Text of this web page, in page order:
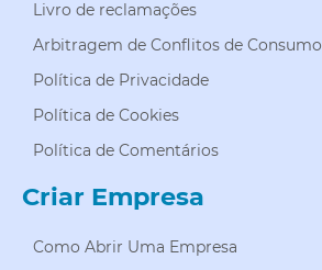
Livro de reclamações
Arbitragem de Conflitos de Consumo
Política de Privacidade
Política de Cookies
Política de Comentários
Criar Empresa
Como Abrir Uma Empresa